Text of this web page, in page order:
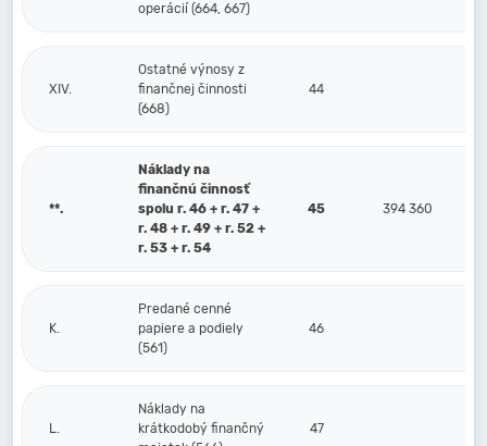
operácií (664, 667)
XIV.
Ostatné výnosy z
finančnej činnosti
(668)
44
**.
Náklady na
finančnú činnosť
spolu r. 46 + r. 47 +
r. 48 + r. 49 + r. 52 +
r. 53 + r. 54
45 394 360
K.
Predané cenné
papiere a podiely
(561)
46
L.
Náklady na
krátkodobý finančný
47